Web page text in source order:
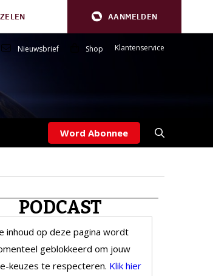
AANMELDEN
Nieuwsbrief Shop Klantenservice
Word Abonnee
PODCAST
inhoud op deze pagina wordt
geblokkeerd om jouw
keuzes te respecteren. Klik hier